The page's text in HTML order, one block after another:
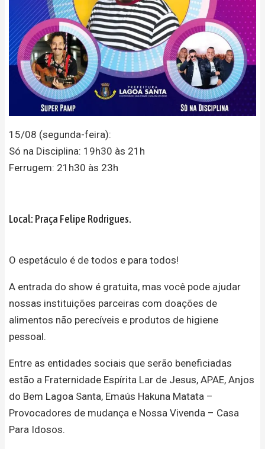
15/08 (segunda-feira):
Só na Disciplina: 19h30 às 21h
Ferrugem: 21h30 às 23h
Local: Praça Felipe Rodrigues.
O espetáculo é de todos e para todos!
A entrada do show é gratuita, mas você pode ajudar
nossas instituições parceiras com doações de
alimentos não perecíveis e produtos de higiene
pessoal.
Entre as entidades sociais que serão beneficiadas
estão a Fraternidade Espírita Lar de Jesus, APAE, Anjos
do Bem Lagoa Santa, Emaús Hakuna Matata –
Provocadores de mudança e Nossa Vivenda – Casa
Para Idosos.